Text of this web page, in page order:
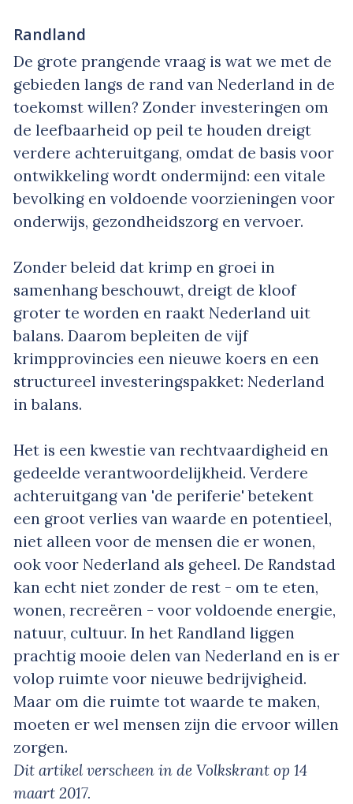
Randland
De grote prangende vraag is wat we met de
gebieden langs de rand van Nederland in de
toekomst willen? Zonder investeringen om
de leefbaarheid op peil te houden dreigt
verdere achteruitgang, omdat de basis voor
ontwikkeling wordt ondermijnd: een vitale
bevolking en voldoende voorzieningen voor
onderwijs, gezondheidszorg en vervoer.
Zonder beleid dat krimp en groei in
samenhang beschouwt, dreigt de kloof
groter te worden en raakt Nederland uit
balans. Daarom bepleiten de vijf
krimpprovincies een nieuwe koers en een
structureel investeringspakket: Nederland
in balans.
Het is een kwestie van rechtvaardigheid en
gedeelde verantwoordelijkheid. Verdere
achteruitgang van 'de periferie' betekent
een groot verlies van waarde en potentieel,
niet alleen voor de mensen die er wonen,
ook voor Nederland als geheel. De Randstad
kan echt niet zonder de rest - om te eten,
wonen, recreëren - voor voldoende energie,
natuur, cultuur. In het Randland liggen
prachtig mooie delen van Nederland en is er
volop ruimte voor nieuwe bedrijvigheid.
Maar om die ruimte tot waarde te maken,
moeten er wel mensen zijn die ervoor willen
zorgen.
Dit artikel verscheen in de Volkskrant op 14
maart 2017.